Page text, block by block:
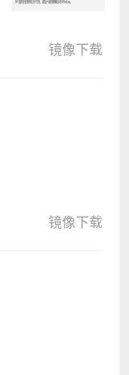
镜像下载
镜像下载